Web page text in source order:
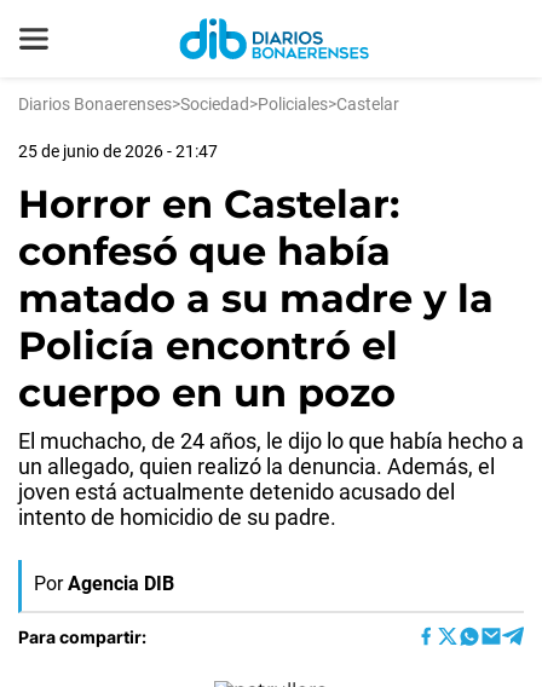
Diarios Bonaerenses>Sociedad>Policiales>Castelar
25 de junio de 2026 - 21:47
Horror en Castelar:
confesó que había
matado a su madre y la
Policía encontró el
cuerpo en un pozo
El muchacho, de 24 años, le dijo lo que había hecho a
un allegado, quien realizó la denuncia. Además, el
joven está actualmente detenido acusado del
intento de homicidio de su padre.
Por Agencia DIB
Para compartir: